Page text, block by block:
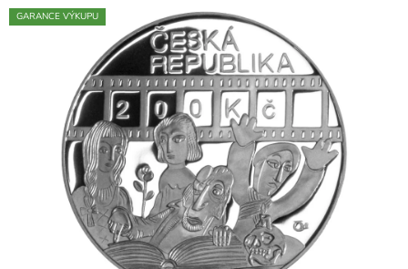
GARANCE VÝKUPU